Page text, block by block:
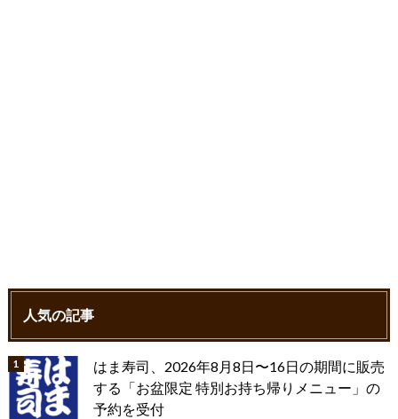
人気の記事
はま寿司、2026年8月8日〜16日の期間に販売
する「お盆限定 特別お持ち帰りメニュー」の
予約を受付